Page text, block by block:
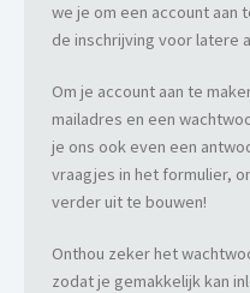
we je om een account aan
de inschrijving voor latere
Om je account aan te
mailadres en een
je ons ook even een
vraagjes in het formulier,
verder uit te bouwen!
Onthou zeker het
zodat je gemakkelijk kan